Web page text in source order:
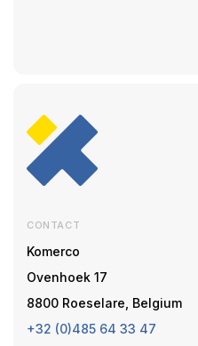
CONTACT
Komerco
Ovenhoek 17
8800 Roeselare, Belgium
+32 (0)485 64 33 47